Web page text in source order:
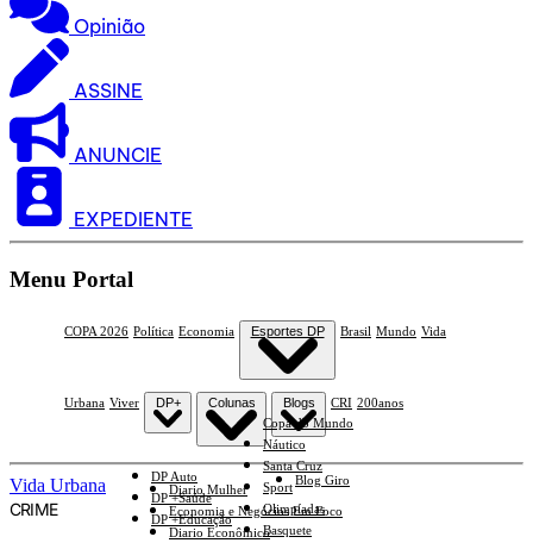
Opinião
ASSINE
ANUNCIE
EXPEDIENTE
Menu Portal
COPA 2026 Política Economia Esportes DP
Copa do Mundo
Náutico
Santa Cruz
Sport
Olimpíadas
Basquete
Brasil Mundo Vida
Urbana Viver DP+
DP Auto
DP +Saúde
DP +Educação
Colunas
Diario Mulher
Economia e Negócios Em Foco
Diario Econômico
Blogs
Blog Giro
CRI 200anos
Vida Urbana
CRIME